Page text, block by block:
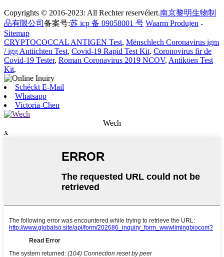
Copyrights © 2016-2023: All Rechter reservéiert.南京黎明生物制
品有限公司 备案号:苏 icp 备 09058001 号 Waarm Produjen -
Sitemap
CRYPTOCOCCAL ANTIGEN Test, Mënschlech Coronavirus igm
/ igg Antiichten Test, Covid-19 Rapid Test Kit, Coronovirus fir de
Covid-19 Tester, Roman Coronavirus 2019 NCOV, Antiköen Test
Kit,
Schéckt E-Mail
Whatsapp
Victoria-Chen
Wech
x